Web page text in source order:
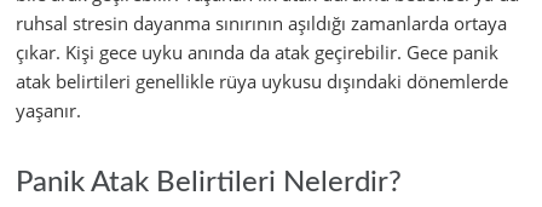
ruhsal stresin dayanma sınırının aşıldığı zamanlarda ortaya
çıkar. Kişi gece uyku anında da atak geçirebilir. Gece panik
atak belirtileri genellikle rüya uykusu dışındaki dönemlerde
yaşanır.
Panik Atak Belirtileri Nelerdir?